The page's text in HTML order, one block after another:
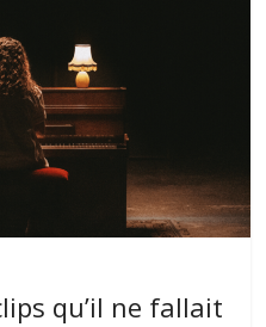
qu’il ne fallait